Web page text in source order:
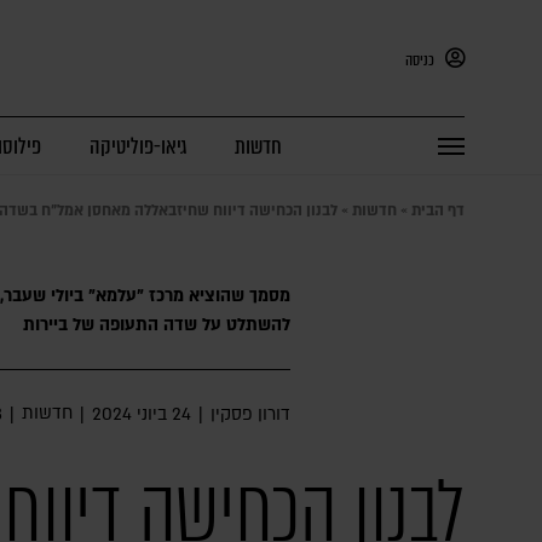
כניסה
חדשות גיאו-פוליטיקה
דף הבית » חדשות » לבנון הכחישה דיווח שחיזבאללה מאחסן אמל”ח
מסמך שהוציא מרכז "עלמא" ביולי
להשתלט על שדה התעופה של ביירות
דורון פסקין | 24 ביוני 2024 | חדשות |
לבנון הכחישה דיווח